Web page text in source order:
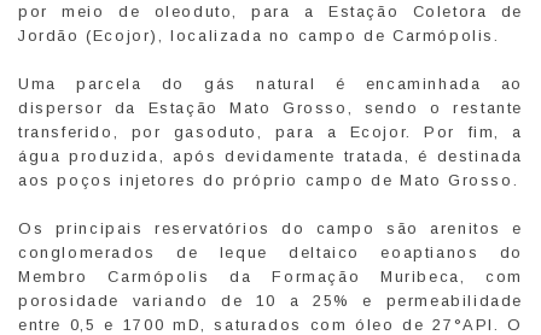
por meio de oleoduto, para a Estação Coletora de
Jordão (Ecojor), localizada no campo de Carmópolis.
Uma parcela do gás natural é encaminhada ao
dispersor da Estação Mato Grosso, sendo o restante
transferido, por gasoduto, para a Ecojor. Por fim, a
água produzida, após devidamente tratada, é destinada
aos poços injetores do próprio campo de Mato Grosso.
Os principais reservatórios do campo são arenitos e
conglomerados de leque deltaico eoaptianos do
Membro Carmópolis da Formação Muribeca, com
porosidade variando de 10 a 25% e permeabilidade
entre 0,5 e 1700 mD, saturados com óleo de 27°API. O